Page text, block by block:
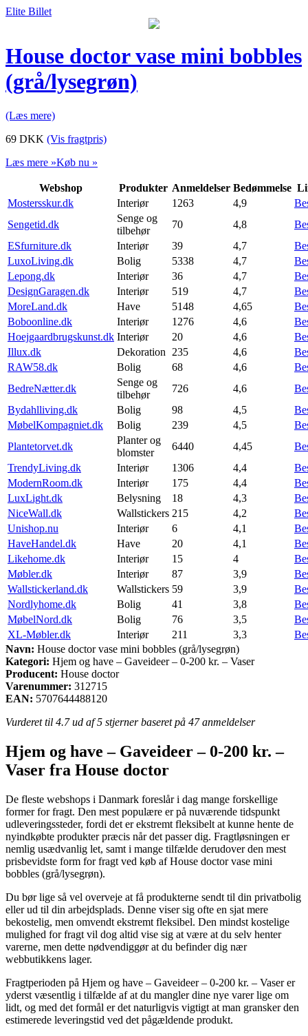
Elite Billet
House doctor vase mini bobbles
(grå/lysegrøn)
(Læs mere)
69 DKK (Vis fragtpris)
Læs mere »Køb nu »
Webshop Produkter Anmeldelser Bedømmelse
Mostersskur.dk
Interiør 1263 4,9
Sengetid.dk
Senge og
tilbehør
70 4,8
ESfurniture.dk
Interiør 39 4,7
LuxoLiving.dk
Bolig 5338 4,7
Lepong.dk
Interiør 36 4,7
DesignGaragen.dk
Interiør 519 4,7
MoreLand.dk
Have 5148 4,65
Boboonline.dk
Interiør 1276 4,6
Hoejgaardbrugskunst.dk Interiør 20 4,6
Illux.dk
Dekoration 235 4,6
RAW58.dk
Bolig 68 4,6
BedreNætter.dk
Senge og
tilbehør
726 4,6
Bydahlliving.dk
Bolig 98 4,5
MøbelKompagniet.dk
Bolig 239 4,5
Plantetorvet.dk
Planter og
blomster
6440 4,45
TrendyLiving.dk
Interiør 1306 4,4
ModernRoom.dk
Interiør 175 4,4
LuxLight.dk
Belysning 18 4,3
NiceWall.dk
Wallstickers 215 4,2
Unishop.nu
Interiør 6 4,1
HaveHandel.dk
Have 20 4,1
Likehome.dk
Interiør 15 4
Møbler.dk
Interiør 87 3,9
Wallstickerland.dk
Wallstickers 59 3,9
Nordlyhome.dk
Bolig 41 3,8
MøbelNord.dk
Bolig 76 3,5
XL-Møbler.dk
Interiør 211 3,3
Navn: House doctor vase mini bobbles (grå/lysegrøn)
Kategori: Hjem og have – Gaveideer – 0-200 kr. – Vaser
Producent: House doctor
Varenummer: 312715
EAN: 5707644488120
Vurderet til 4.7ud af 5 stjerner baseret på 47anmeldelser
Hjem og have – Gaveideer – 0-200 kr. –
Vaser fra House doctor
De fleste webshops i Danmark foreslår i dag mange forskellige
former for fragt. Den mest populære er på nuværende tidspunkt
udleveringssteder, fordi det er ekstremt fleksibelt at kunne hente de
nyindkøbte produkter præcis når det passer dig. Fragtløsningen er
nemlig usædvanlig let, samt i mange tilfælde derudover den mest
prisbevidste form for fragt ved køb af House doctor vase mini
bobbles (grå/lysegrøn).
Du bør lige så vel overveje at få produkterne sendt til din privatbolig
eller ud til din arbejdsplads. Denne viser sig ofte en sjat mere
bekostelig, men omvendt ekstremt fleksibel. Den mindst kostelige
mulighed for fragt vil dog altid vise sig at være at du selv henter
varerne, men dette nødvendiggør at du befinder dig nær
webbutikkens lager.
Fragtperioden på Hjem og have – Gaveideer – 0-200 kr. – Vaser er
yderst væsentlig i tilfælde af at du mangler dine nye varer lige om
lidt, og med det formål er det naturligvis vigtigt at man gransker den
estimerede leveringstid ved det pågældende produkt.